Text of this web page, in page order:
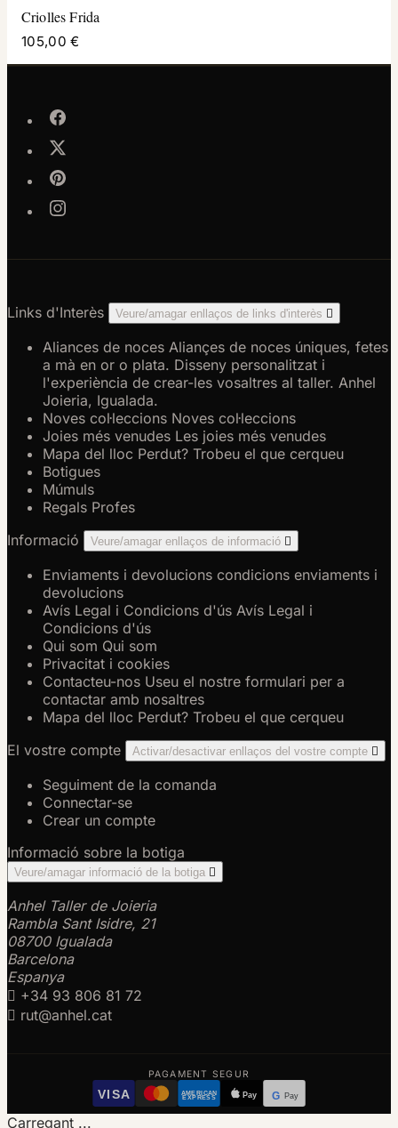
Criolles Frida
105,00 €
Links d'Interès Veure/amagar enllaços de links d'interès 
Aliances de noces Aliançes de noces úniques, fetes
a mà en or o plata. Disseny personalitzat i
l'experiència de crear-les vosaltres al taller. Anhel
Joieria, Igualada.
Noves col·leccions Noves col·leccions
Joies més venudes Les joies més venudes
Mapa del lloc Perdut? Trobeu el que cerqueu
Botigues
Múmuls
Regals Profes
Informació
Veure/amagar enllaços de informació 
Enviaments i devolucions condicions enviaments i
devolucions
Avís Legal i Condicions d'ús Avís Legal i
Condicions d'ús
Qui som Qui som
Privacitat i cookies
Contacteu-nos Useu el nostre formulari per a
contactar amb nosaltres
Mapa del lloc Perdut? Trobeu el que cerqueu
El vostre compte
Activar/desactivar enllaços del vostre compte 
Seguiment de la comanda
Connectar-se
Crear un compte
Informació sobre la botiga
Veure/amagar informació de la botiga 
Anhel Taller de Joieria
Rambla Sant Isidre, 21
08700 Igualada
Barcelona
Espanya
 +34 93 806 81 72
 rut@anhel.cat
PAGAMENT SEGUR
VISA AMERICAN
EXPRESS Pay G Pay
Carregant ...